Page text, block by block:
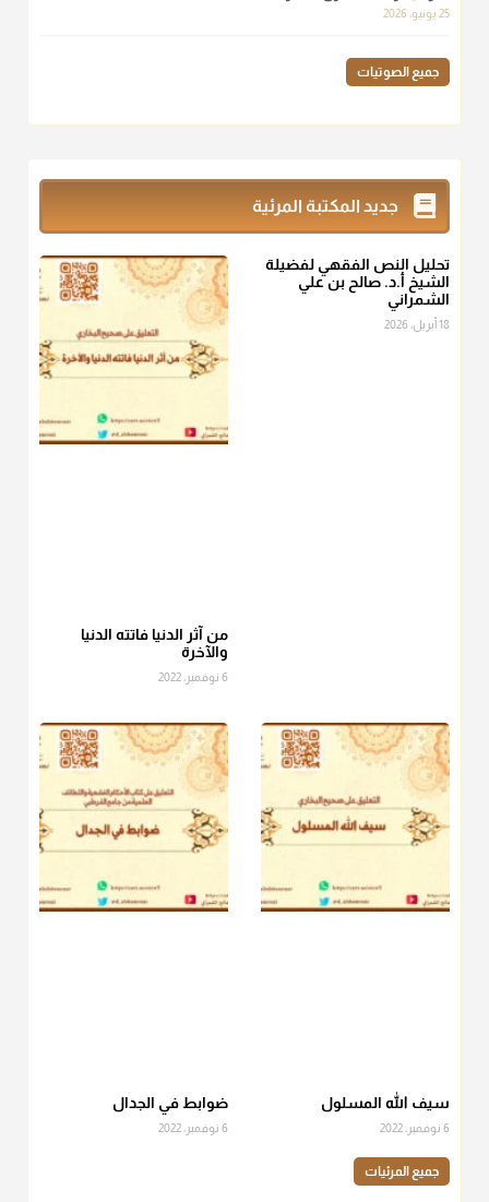
لهم سعي إلا في هدم الإسلام و نقض عراه...فأيامهم في الإسلام
كلها سود" ابن تيمية.
أ.د. صالح الشمراني
المعتدلين غير مقبوضتين ولا مبسوطتين أربع مرات من الرز أو البر
أو التمر أو اللحم
منذ 3 شهر
، فإلم يعلم إلا بعد ذلك لم تجزه لقولهﷺ:
الصاع..فمن شق عليه إخراج الطعام هذه الأيام وأراد إخراج القيمة
أ.د. صالح الشمراني
دفعزكاة الفطرللمسكين القريب صدقة وصلة وهو أفضل من
دفعها للبعيد ولا تغرك مظاهر ووظائف بعض الأقارب فإن
منذ 3 شهر
25 يونيو، 2026
جميع الصوتيات
جديد المكتبة المرئية
تحليل النص الفقهي لفضيلة
الشيخ أ.د. صالح بن علي
الشمراني
18 أبريل، 2026
من آثر الدنيا فاتته الدنيا
والآخرة
6 نوفمبر، 2022
سيف الله المسلول
6 نوفمبر، 2022
ضوابط في الجدال
6 نوفمبر، 2022
جميع المرئيات